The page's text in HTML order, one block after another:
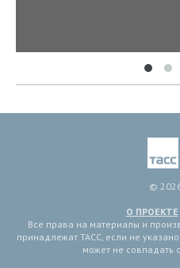
©
О ПРОЕКТЕ
Все права на материалы и
принадлежат ТАСС, если не
может не совпадать